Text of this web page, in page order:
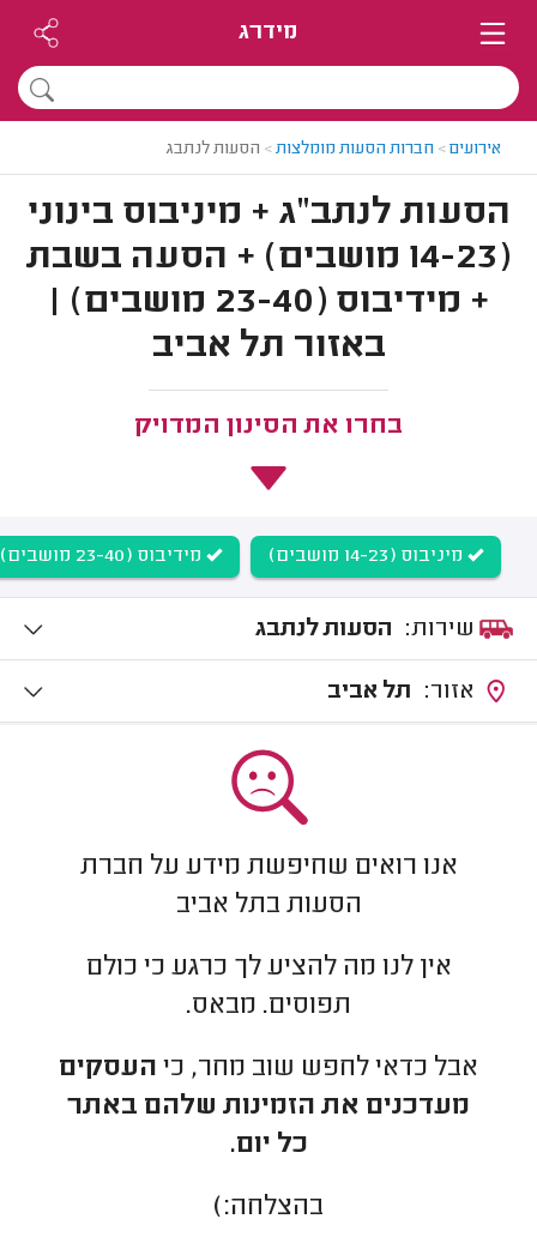
מידרג
אירועים> חברות הסעות מומלצות> הסעות לנתבג
הסעות לנתב"ג + מיניבוס בינוני
(14-23 מושבים) + הסעה בשבת
+ מידיבוס (23-40 מושבים) |
באזור תל אביב
בחרו את הסינון המדויק
מיניבוס (14-23 מושבים) מידיבוס (23-40 מושבים)
הסעות לנתבג
תל אביב
אנו רואים שחיפשת מידע על חברת
הסעות בתל אביב
אין לנו מה להציע לך כרגע כי כולם
תפוסים. מבאס.
אבל כדאי לחפש שוב מחר, כי העסקים
מעדכנים את הזמינות שלהם באתר
כל יום.
בהצלחה:)